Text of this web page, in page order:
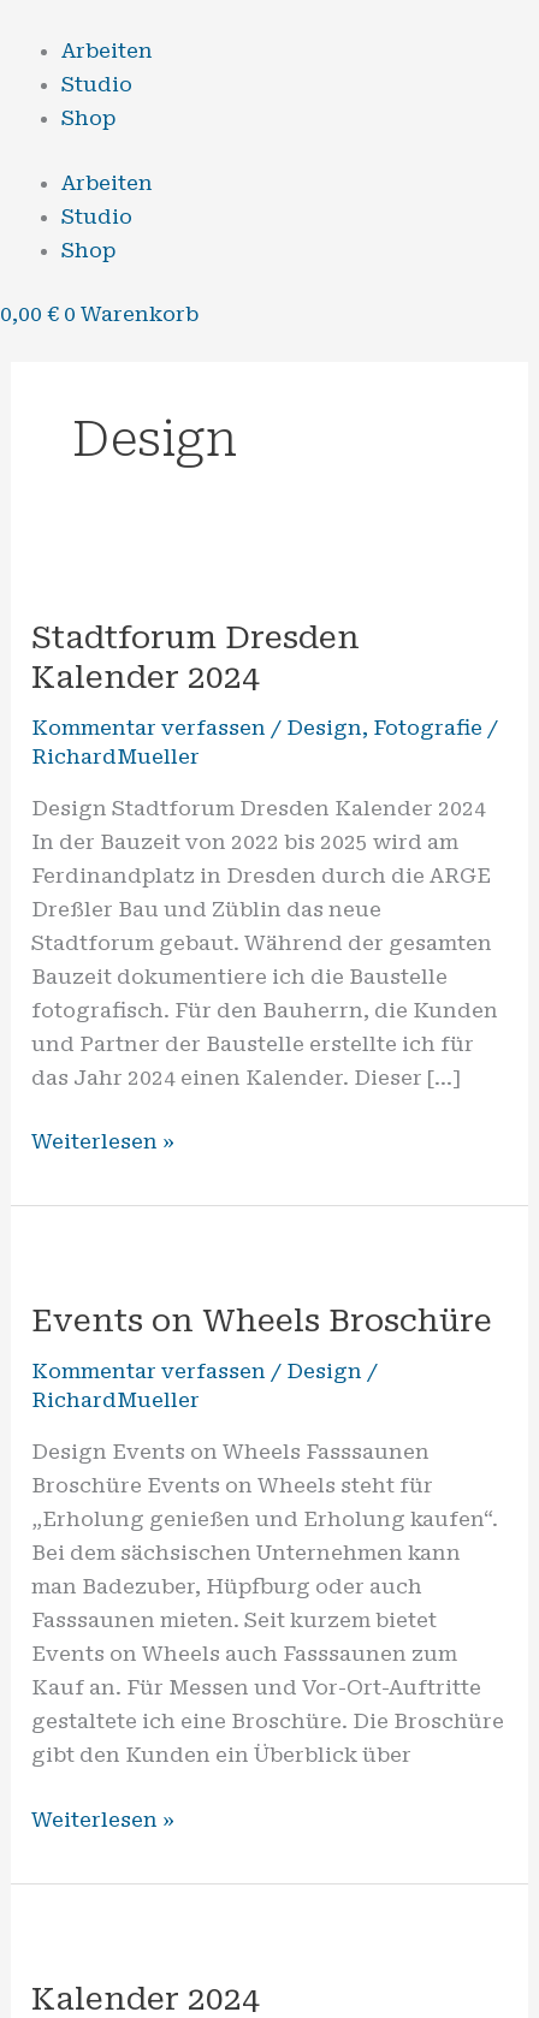
Inhalt
springen
Arbeiten
Studio
Shop
Arbeiten
Studio
Shop
0,00 € 0 Warenkorb
Design
Stadtforum Dresden
Kalender 2024
Kommentar verfassen / Design, Fotografie /
RichardMueller
Design Stadtforum Dresden Kalender 2024
In der Bauzeit von 2022 bis 2025 wird am
Ferdinandplatz in Dresden durch die ARGE
Dreßler Bau und Züblin das neue
Stadtforum gebaut. Während der gesamten
Bauzeit dokumentiere ich die Baustelle
fotografisch. Für den Bauherrn, die Kunden
und Partner der Baustelle erstellte ich für
das Jahr 2024 einen Kalender. Dieser […]
Kalender
2024
Weiterlesen »
Events on Wheels Broschüre
Kommentar verfassen / Design /
RichardMueller
Design Events on Wheels Fasssaunen
Broschüre Events on Wheels steht für
„Erholung genießen und Erholung kaufen“.
Bei dem sächsischen Unternehmen kann
man Badezuber, Hüpfburg oder auch
Fasssaunen mieten. Seit kurzem bietet
Events on Wheels auch Fasssaunen zum
Kauf an. Für Messen und Vor-Ort-Auftritte
gestaltete ich eine Broschüre. Die Broschüre
gibt den Kunden ein Überblick über
Wheels
Weiterlesen »
Kalender 2024